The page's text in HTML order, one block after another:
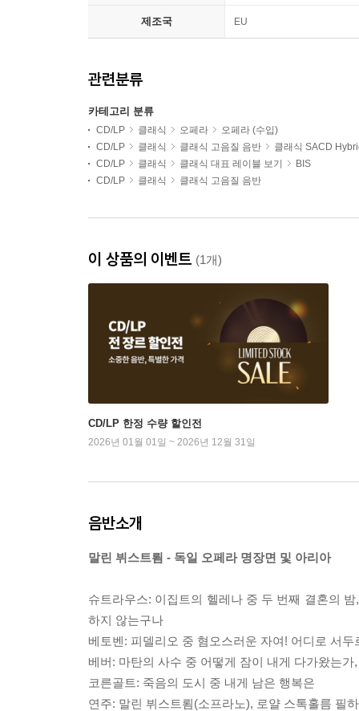
제조국 EU
관련분류
카테고리 분류
CD/LP 클래식 오페라
오페라 (수입)
CD/LP
클래식 클래식 고음질 음반
클래식 SACD
CD/LP
클래식 클래식 대표 레이블 보기
BIS
CD/LP
클래식 클래식 고음질 음반
이 상품의 이벤트 (1개)
CD/LP 한정 수량 할인전
2026년 01월 01일 ~ 2026년 12월 31일
음반소개
말린 뷔스트룀 - 독일 오페라 명장면 및 아리아
슈트라우스: 이집트의 헬레나 중 두 번째 결혼의
하지 않는구나
베토벤: 피델리오 중 혐오스러운 자여! 어디로 서두
베버: 마탄의 사수 중 어떻게 잠이 내게 다가왔는가,
코른골트: 죽음의 도시 중 내게 남은 행복은
연주: 말린 뷔스트룀(소프라노), 로얄 스톡홀름 필